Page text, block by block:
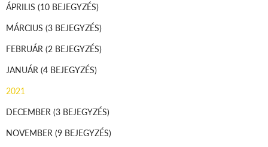
ÁPRILIS (10 BEJEGYZÉS)
MÁRCIUS (3 BEJEGYZÉS)
FEBRUÁR (2 BEJEGYZÉS)
JANUÁR (4 BEJEGYZÉS)
2021
DECEMBER (3 BEJEGYZÉS)
NOVEMBER (9 BEJEGYZÉS)